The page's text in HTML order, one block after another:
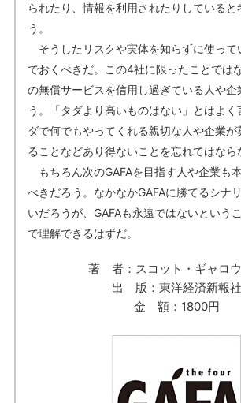
られたり、情報を利用されたりしていると
う。
そうしたリスクや実体を知らずに使って
でおくべきだ。この4社に限ったことでは
の無償サービスを信用し過ぎている人や企
う。「タダより高いものはない」とはよく
ダで何でもやってくれる親切な人や企業
ることなどあり得ないことを忘れてはなら
もちろん次のGAFAを目指す人や企業も
べきだろう。なかなかGAFAに勝てるシナ
いだろうが、GAFAも永遠ではないという
で理解できるはずだ。
著 者：スコット・ギャロ
出 版：東洋経済新報社
金 額：1800円